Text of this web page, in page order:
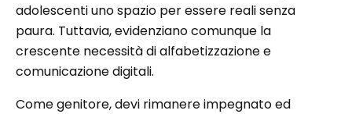
adolescenti uno spazio per essere reali senza
paura. Tuttavia, evidenziano comunque la
crescente necessità di alfabetizzazione e
comunicazione digitali.
Come genitore, devi rimanere impegnato ed